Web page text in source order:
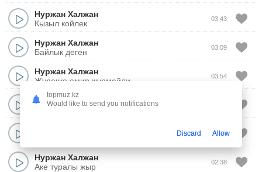
Нуржан Халжан
Кызыл койлек
03:43
Нуржан Халжан
Байлык деген
03:09
Нуржан Халжан
Журекке амир журмейди
03:54
Нуржан Халжан
Баянды бакыт
04:22
Нуржан Халжан
Аке туралы жыр
02:38
topmuz.kz
Would like to send you notifications
Discard Allow